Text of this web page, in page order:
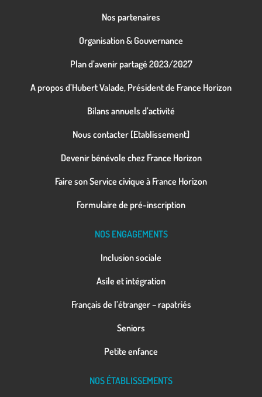
Nos partenaires
Organisation & Gouvernance
Plan d’avenir partagé 2023/2027
A propos d’Hubert Valade, Président de France Horizon
Bilans annuels d’activité
Nous contacter [Etablissement]
Devenir bénévole chez France Horizon
Faire son Service civique à France Horizon
Formulaire de pré-inscription
NOS ENGAGEMENTS
Inclusion sociale
Asile et intégration
Français de l’étranger – rapatriés
Seniors
Petite enfance
NOS ÉTABLISSEMENTS